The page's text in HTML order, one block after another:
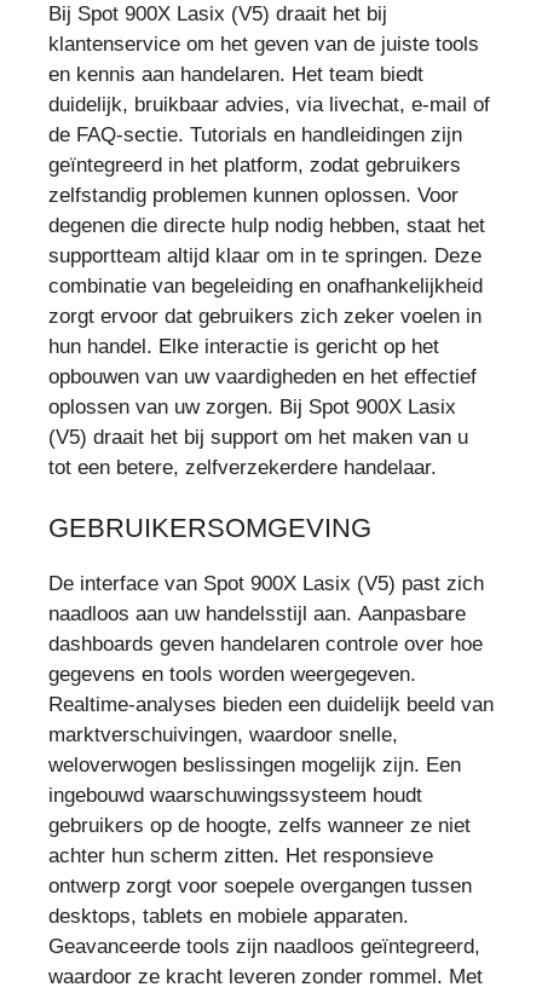
Bij Spot 900X Lasix (V5) draait het bij
klantenservice om het geven van de juiste tools
en kennis aan handelaren. Het team biedt
duidelijk, bruikbaar advies, via livechat, e-mail of
de FAQ-sectie. Tutorials en handleidingen zijn
geïntegreerd in het platform, zodat gebruikers
zelfstandig problemen kunnen oplossen. Voor
degenen die directe hulp nodig hebben, staat het
supportteam altijd klaar om in te springen. Deze
combinatie van begeleiding en onafhankelijkheid
zorgt ervoor dat gebruikers zich zeker voelen in
hun handel. Elke interactie is gericht op het
opbouwen van uw vaardigheden en het effectief
oplossen van uw zorgen. Bij Spot 900X Lasix
(V5) draait het bij support om het maken van u
tot een betere, zelfverzekerdere handelaar.
GEBRUIKERSOMGEVING
De interface van Spot 900X Lasix (V5) past zich
naadloos aan uw handelsstijl aan. Aanpasbare
dashboards geven handelaren controle over hoe
gegevens en tools worden weergegeven.
Realtime-analyses bieden een duidelijk beeld van
marktverschuivingen, waardoor snelle,
weloverwogen beslissingen mogelijk zijn. Een
ingebouwd waarschuwingssysteem houdt
gebruikers op de hoogte, zelfs wanneer ze niet
achter hun scherm zitten. Het responsieve
ontwerp zorgt voor soepele overgangen tussen
desktops, tablets en mobiele apparaten.
Geavanceerde tools zijn naadloos geïntegreerd,
waardoor ze kracht leveren zonder rommel. Met